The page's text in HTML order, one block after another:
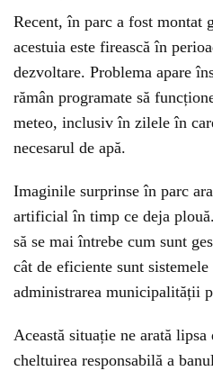
Recent, în parc a fost montat
acestuia este firească în
dezvoltare. Problema apare
rămân programate să
meteo, inclusiv în zilele în
necesarul de apă.
Imaginile surprinse în parc
artificial în timp ce deja
să se mai întrebe cum sunt
cât de eficiente sunt
administrarea municipalității
Această situație ne arată lipsa
cheltuirea responsabilă a